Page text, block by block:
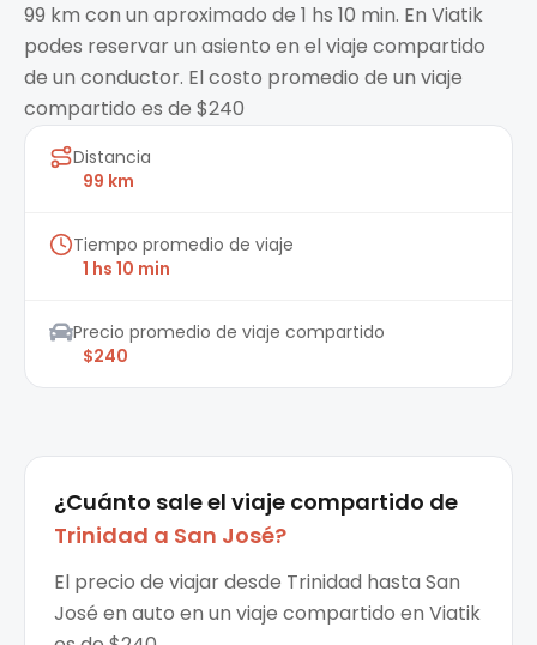
99 km con un aproximado de 1 hs 10 min. En Viatik
podes reservar un asiento en el viaje compartido
de un conductor. El costo promedio de un viaje
compartido es de $240
Distancia
99 km
Tiempo promedio de viaje
1 hs 10 min
Precio promedio de viaje compartido
$240
¿Cuánto sale el viaje compartido de
Trinidad a San José?
El precio de viajar desde Trinidad hasta San
José en auto en un viaje compartido en Viatik